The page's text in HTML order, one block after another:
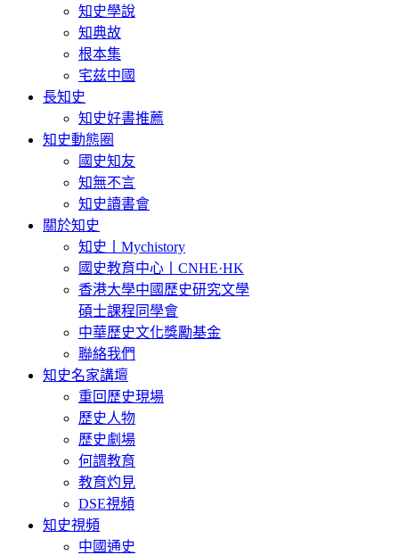
知史學說
知典故
根本集
宅兹中國
長知史
知史好書推薦
知史動態圈
國史知友
知無不言
知史讀書會
關於知史
知史丨Mychistory
國史教育中心丨CNHE·HK
香港大學中國歷史研究文學
碩士課程同學會
中華歷史文化獎勵基金
聯絡我們
知史名家講壇
重回歷史現場
歷史人物
歷史劇場
何謂教育
教育灼見
DSE視頻
知史視頻
中國通史